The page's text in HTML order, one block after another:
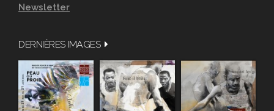
Newsletter
DERNIÈRES IMAGES